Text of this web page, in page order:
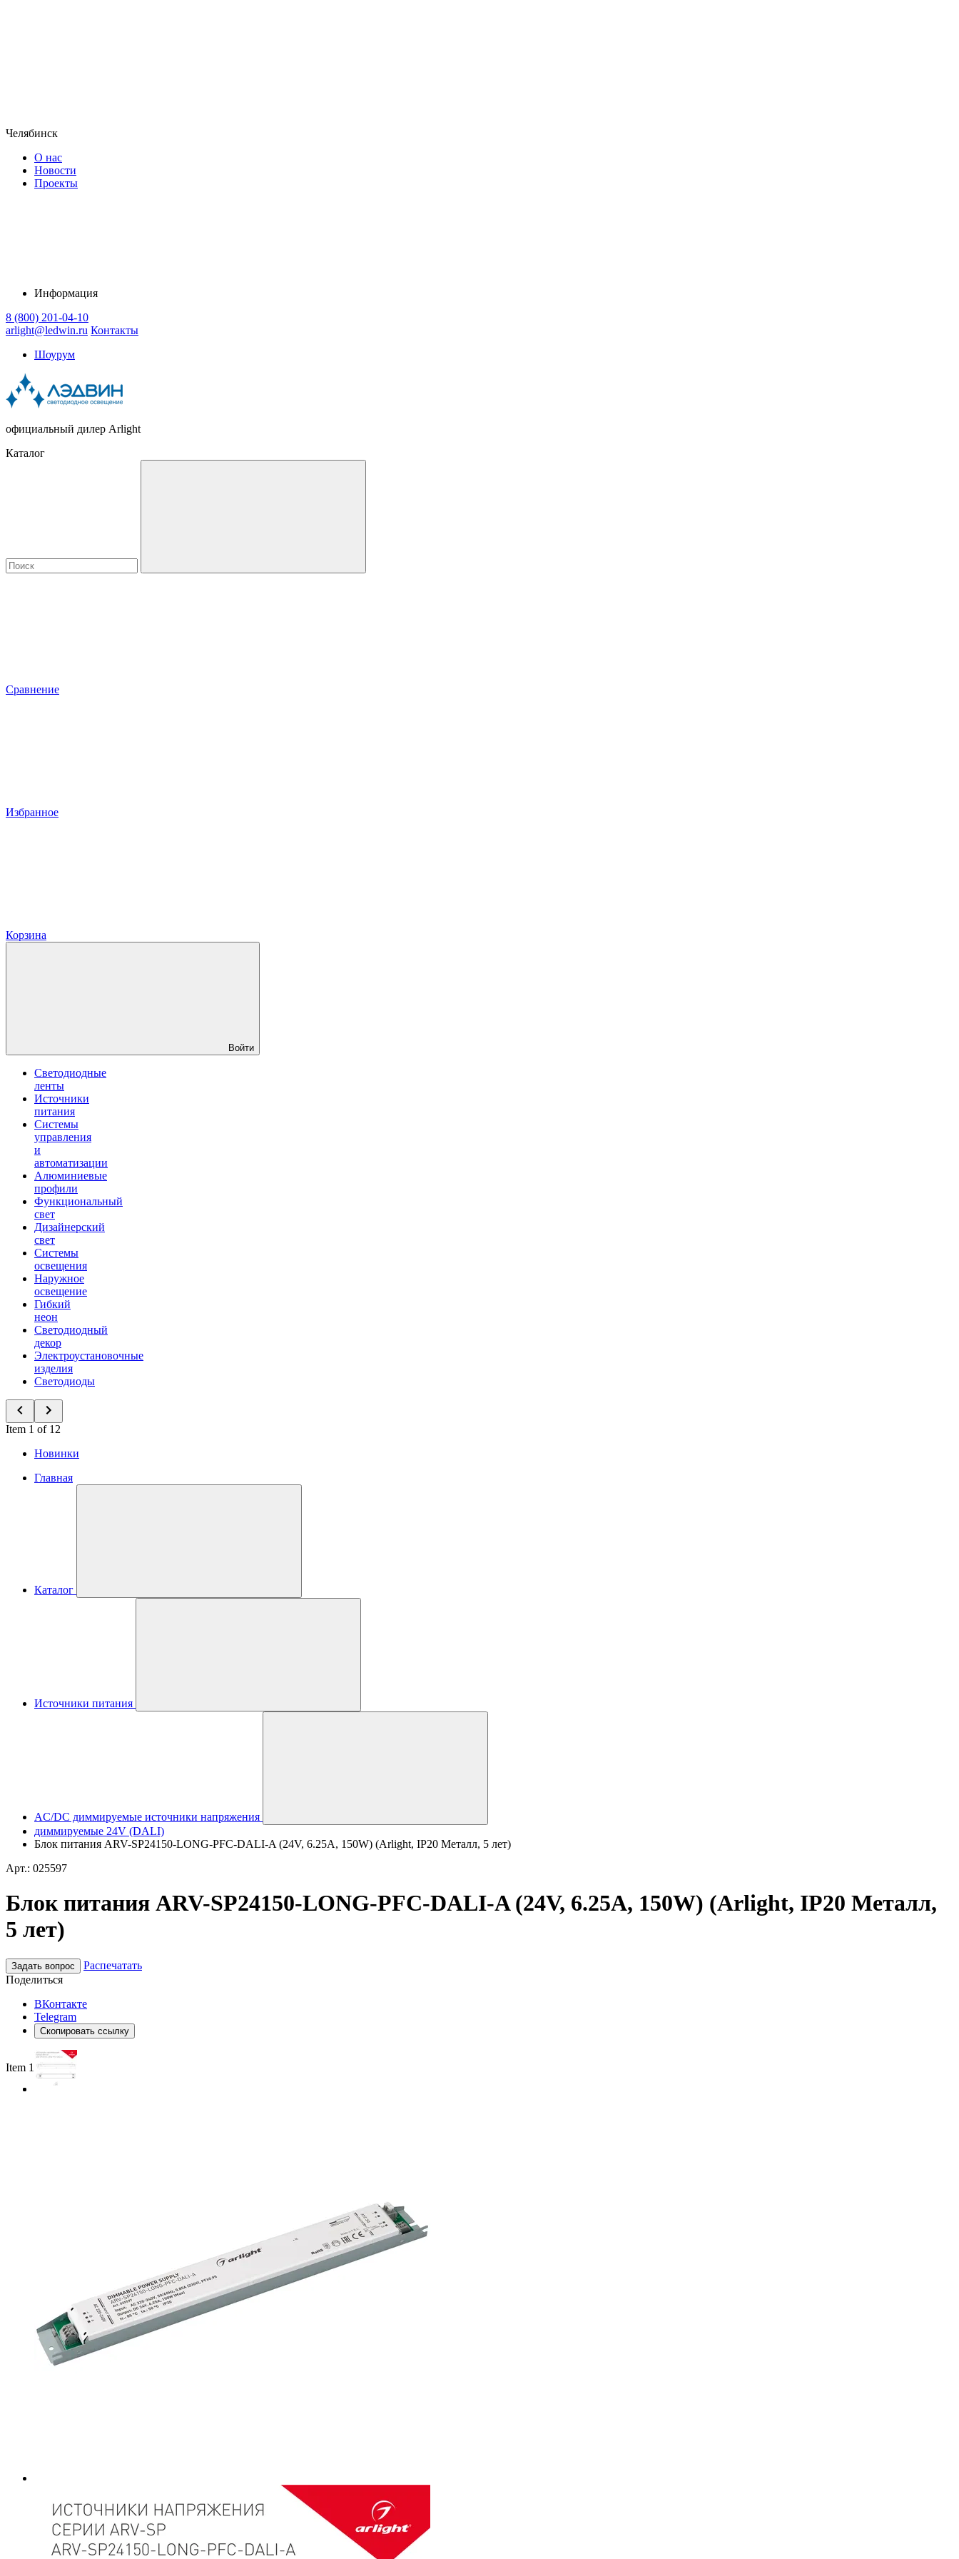
Челябинск
О нас
Новости
Проекты
Информация
8 (800) 201-04-10
arlight@ledwin.ru Контакты
Шоурум
официальный дилер Arlight
Каталог
Сравнение
Избранное
Корзина
Войти
Светодиодные
ленты
Источники
питания
Системы
управления
и
автоматизации
Алюминиевые
профили
Функциональный
свет
Дизайнерский
свет
Системы
освещения
Наружное
освещение
Гибкий
неон
Светодиодный
декор
Электроустановочные
изделия
Светодиоды
Item 1 of 12
Новинки
Главная
Каталог
Источники питания
AC/DC диммируемые источники напряжения
диммируемые 24V (DALI)
Блок питания ARV-SP24150-LONG-PFC-DALI-A (24V, 6.25A, 150W) (Arlight, IP20 Металл, 5 лет)
Арт.: 025597
Блок питания ARV-SP24150-LONG-PFC-DALI-A (24V, 6.25A, 150W) (Arlight, IP20 Металл,
5 лет)
Задать вопрос
Распечатать
Поделиться
ВКонтакте
Telegram
Скопировать ссылку
Item 1 of 2